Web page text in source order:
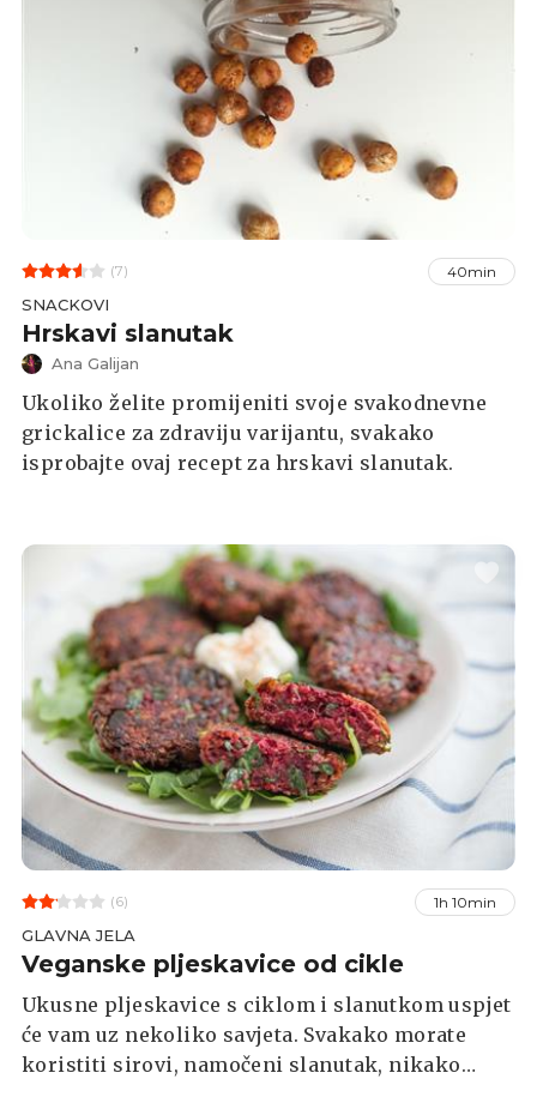
(7) 40min
SNACKOVI
Hrskavi slanutak
Ana Galijan
Ukoliko želite promijeniti svoje svakodnevne
grickalice za zdraviju varijantu, svakako
isprobajte ovaj recept za hrskavi slanutak.
(6) 1h 10min
GLAVNA JELA
Veganske pljeskavice od cikle
Ukusne pljeskavice s ciklom i slanutkom uspjet
će vam uz nekoliko savjeta. Svakako morate
koristiti sirovi, namočeni slanutak, nikako